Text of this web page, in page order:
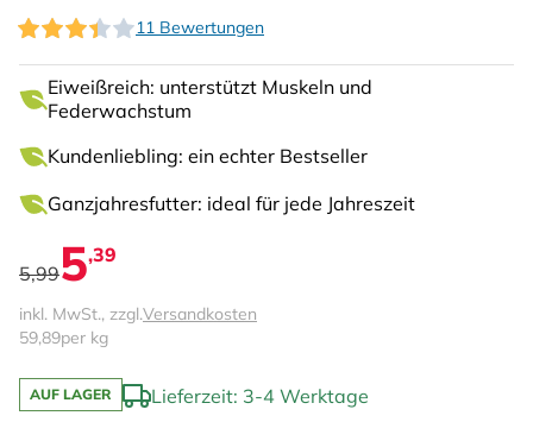
11 Bewertungen
Eiweißreich: unterstützt Muskeln und
Federwachstum
Kundenliebling: ein echter Bestseller
Ganzjahresfutter: ideal für jede Jahreszeit
5,995,39
inkl. MwSt., zzgl.Versandkosten
59,89per kg
AUF LAGER Lieferzeit: 3-4 Werktage